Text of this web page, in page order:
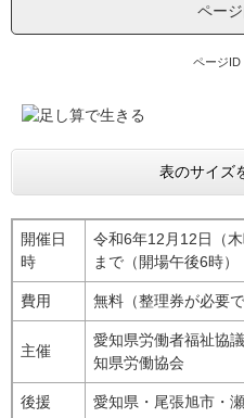
ペー
ページID
表のサイズ
開催日
時
令和6年12月12日（
まで（開場午後6時）
費用 無料（整理券が必要
主催
愛知県労働者福祉協
知県労働協会
後援 愛知県・尾張旭市・